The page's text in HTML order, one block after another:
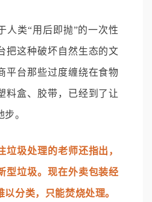
人类“用后即抛”的一次性
把这种破坏自然生态的文
平台那些过度缠绕在食物
料盒、胶带，已经到了让
。
垃圾处理的老师还指出，
型垃圾。现在外卖包装经
分类，只能焚烧处理。